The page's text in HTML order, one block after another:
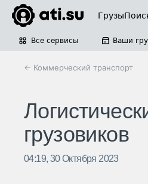
Грузы
Все сервисы Ваши
← Коммерческий транспорт
грузовиков
04:19, 30 Октября 2023